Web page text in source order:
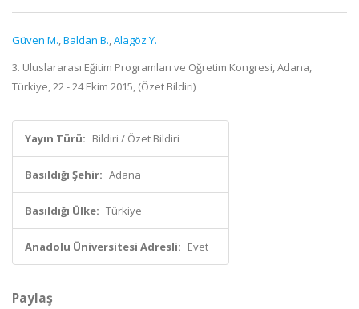
Güven M.,Baldan B.,Alagöz Y.
3. Uluslararası Eğitim Programları ve Öğretim Kongresi, Adana,
Türkiye, 22 - 24 Ekim 2015, (Özet Bildiri)
Yayın Türü: Bildiri / Özet Bildiri
Basıldığı Şehir: Adana
Basıldığı Ülke: Türkiye
Anadolu Üniversitesi Adresli: Evet
Paylaş